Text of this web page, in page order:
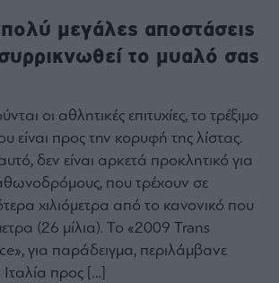
μεγάλες αποστάσεις
το μυαλό σας
οι αθλητικές επιτυχίες, το τρέξιμο
είναι προς την κορυφή της λίστας.
δεν είναι αρκετά προκλητικό για
που τρέχουν σε
χιλιόμετρα από το κανονικό που
(26 μίλια). Το «2009 Trans
για παράδειγμα, περιλάμβανε
προς […]